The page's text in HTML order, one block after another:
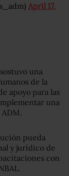
April 17,
una
de la
apoyo para las
una
pueda
y jurídico de
con